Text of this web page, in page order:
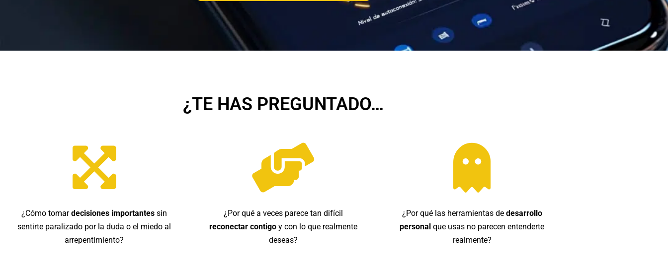
¿TE HAS PREGUNTADO…
¿Cómo tomardecisiones importantessin
sentirte paralizado por la duda o el miedo al
arrepentimiento?
¿Por qué a veces parece tan difícil
reconectar contigoy con lo que realmente
deseas?
¿Por qué las herramientas dedesarrollo
personal que usas no parecen entenderte
realmente?